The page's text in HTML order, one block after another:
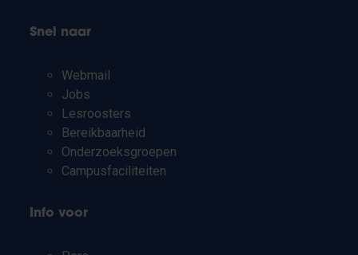
Snel naar
Webmail
Jobs
Lesroosters
Bereikbaarheid
Onderzoeksgroepen
Campusfaciliteiten
Info voor